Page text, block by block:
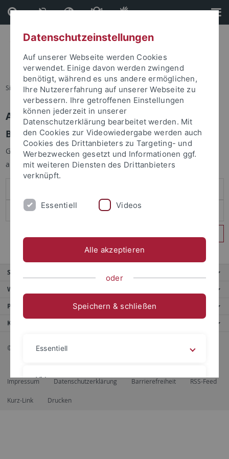
Direkt
zum
Inhalt
Direkt
zur
Fußleiste
Sie sind hier: Startseite
Anmelden
Benutzeranmeldung
Geben Sie Ihren Benutzernamen und Ihr Passwort an um sich
anzumelden:
Service
Weitere Angebote
Portale
Kontaktinfo
© 2026 Eberhard Karls Universität Tübingen, Tübingen
Impressum Datenschutzerklärung Barrierefreiheit RSS-Feed
Kurz-Link Drucken
Datenschutzeinstellungen
Auf unserer Webseite werden Cookies
verwendet. Einige davon werden zwingend
benötigt, während es uns andere ermöglichen,
Ihre Nutzererfahrung auf unserer Webseite zu
verbessern. Ihre getroffenen Einstellungen
können jederzeit in unserer
Datenschutzerklärung bearbeitet werden. Mit
den Cookies zur Videowiedergabe werden auch
Cookies des Drittanbieters zu Targeting- und
Werbezwecken gesetzt und Informationen ggf.
mit weiteren Diensten des Drittanbieters
verknüpft.
Essentiell Videos
Alle akzeptieren
oder
Speichern & schließen
Essentiell
Videos